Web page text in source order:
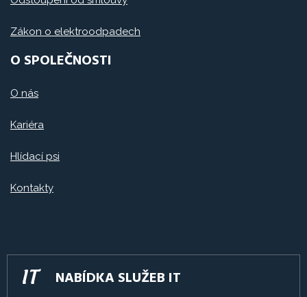
Zákon o elektroodpadech
O SPOLEČNOSTI
O nás
Kariéra
Hlídací psi
Kontakty
NABÍDKA SLUŽEB IT